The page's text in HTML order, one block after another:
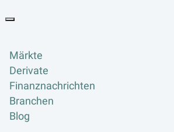
Märkte
Derivate
Finanznachrichten
Branchen
Blog